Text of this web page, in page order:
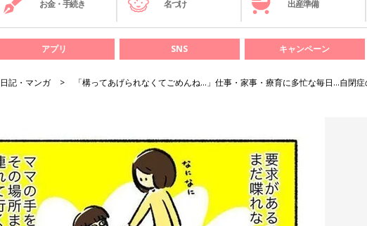
お金・手続き 名づけ 出産準備
アプリ SNS キャンペーン
日記・マンガ 「構ってあげられなくてごめんね…」仕事・家事・療育に多忙な毎日…自閉